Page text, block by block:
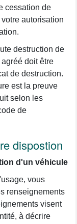
cessation de
autorisation
destruction de
doit être
de destruction.
est la preuve
selon les
de
dispostion
d'un véhicule
vous
renseignements
visent
à décrire